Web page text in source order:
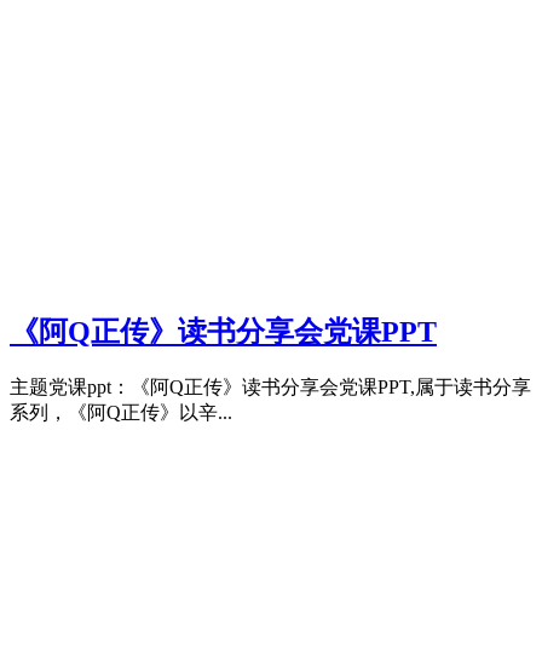
《阿Q正传》读书分享会党课PPT
主题党课ppt：《阿Q正传》读书分享会党课PPT,属于读书分享
系列，《阿Q正传》以辛...